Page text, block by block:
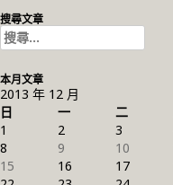
搜尋文章
搜
尋
關
鍵
字:
本月文章
2013 年 12 月
日
一 二
1
2 3
8
9 10
15
16 17